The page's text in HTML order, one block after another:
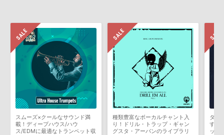
知らせするメールの2通が送信されます。メールに記載されており
ます説明に沿って、製品のダウンロード／導入を行って下さい。
サンプルパック製品には、原則として日本語版操作マニュアルをご
用意しておりません。ご購入後のご不明点や詳細に関するお問い合
わせなどはテクニカルサポート
までご連絡ください。
デモソングは、製品収録サウンドを使ってできることを紹介するた
めのデモンストレーション用の楽曲です。原則として、デモソング
そのものをお使いいただくことはできません。また、デモソングを
構成する全てのサウンドが、サンプルパックに含まれていることを
保証するものではありません。
2022.06.06
2022.06.06
Reason Studios社「Reason」及び関連ソフトでのプリセット追
加方法
2022.01.21
KONTAKT ライブラリのロード方法（Native Access 非対応製
品）
スムーズ×クールなサウンド満
載！ディープハウス/ハウ
ス/EDMに最適なトランペット収
種類豊富なボーカルチャント入
り！ドリル・トラップ・ギャン
グスタ・アーバンのライブラリ
ダー
すダ
ック